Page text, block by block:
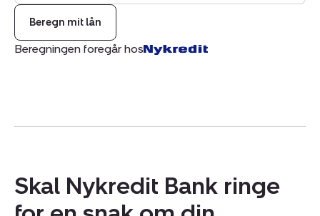
Beregn mit lån
Beregningen foregår hos
Skal Nykredit Bank ringe